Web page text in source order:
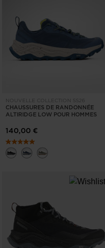
NOUVELLE COLLECTION SS26
CHAUSSURES DE RANDONNÉE
ALTIRIDGE LOW POUR HOMMES
140,00 €